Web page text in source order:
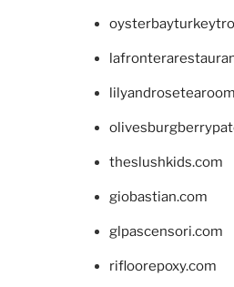
theslushkids.com
giobastian.com
glpascensori.com
rifloorepoxy.com